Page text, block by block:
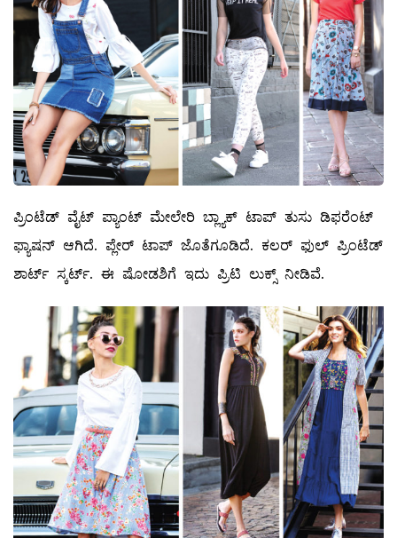
ಪ್ರಿಂಟೆಡ್‌ ವೈಟ್‌ ಪ್ಯಾಂಟ್‌ ಮೇಲೇರಿ ಬ್ಲ್ಯಾಕ್‌ ಟಾಪ್‌ ತುಸು ಡಿಫರೆಂಟ್‌
ಫ್ಯಾಷನ್‌ ಆಗಿದೆ. ಪ್ಲೇರ್‌ ಟಾಪ್‌ ಜೊತೆಗೂಡಿದೆ. ಕಲರ್‌ ಫುಲ್ ಪ್ರಿಂಟೆಡ್‌
ಶಾರ್ಟ್‌ ಸ್ಕರ್ಟ್‌. ಈ ಷೋಡಶಿಗೆ ಇದು ಪ್ರಿಟಿ ಲುಕ್ಸ್ ನೀಡಿವೆ.